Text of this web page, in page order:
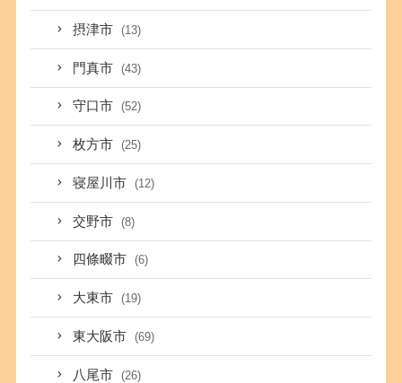
摂津市 (13)
門真市 (43)
守口市 (52)
枚方市 (25)
寝屋川市 (12)
交野市 (8)
四條畷市 (6)
大東市 (19)
東大阪市 (69)
八尾市 (26)